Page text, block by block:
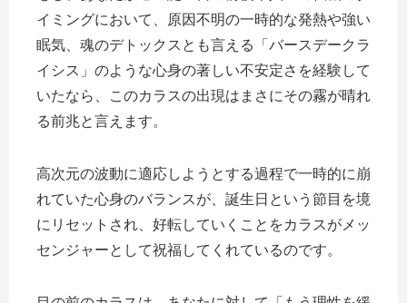
イミングにおいて、原因不明の一時的な発熱や強い
眠気、魂のデトックスとも言える「バースデークラ
イシス」のような心身の著しい不安定さを経験して
いたなら、このカラスの出現はまさにその霧が晴れ
る前兆と言えます。
高次元の波動に適応しようとする過程で一時的に崩
れていた心身のバランスが、誕生日という節目を境
にリセットされ、好転していくことをカラスがメッ
センジャーとして祝福してくれているのです。